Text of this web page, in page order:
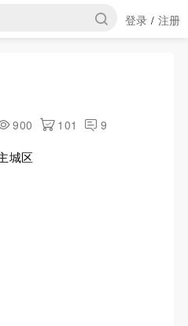
登录 / 注册
900 101 9
城区